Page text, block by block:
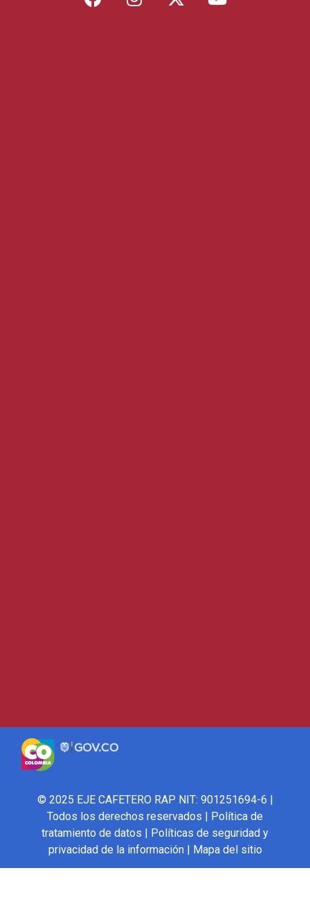
© 2025 EJE CAFETERO RAP NIT: 901251694-6 |
Todos los derechos reservados |
Política de
tratamiento de datos
Políticas de seguridad y
privacidad de la información| Mapa del sitio